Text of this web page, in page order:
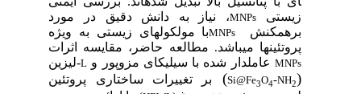
، نیاز به ­دانش دقیق در مورد
MNPsبا مولکول­های زیستی به ویژه
می­باشد مطالعه حاضر، مقایسه اثرات
عاملدار شده با سیلیکای مزوپور وL-لیزین
)بر تغییرات ساختاری پروتئین